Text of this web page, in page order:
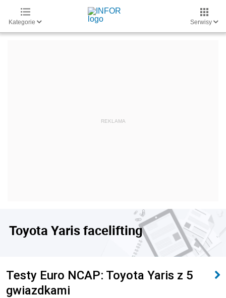
Kategorie Serwisy
Toyota Yaris facelifting
Testy Euro NCAP: Toyota Yaris z 5
gwiazdkami